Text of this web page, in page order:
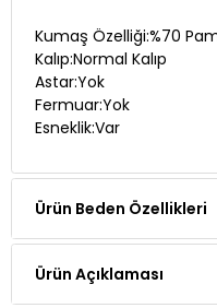
Kumaş Özelliği:%70
Kalıp:Normal Kalıp
Astar:Yok
Fermuar:Yok
Esneklik:Var
Ürün Beden Özellikleri
Ürün Açıklaması